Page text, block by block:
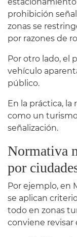
prohibición
zonas se
por razones de
Por otro lado, el
vehículo
público.
En la práctica, la
como un
señalización.
Normativa
por
Por ejemplo, en
se aplican
todo en zonas
conviene revisar